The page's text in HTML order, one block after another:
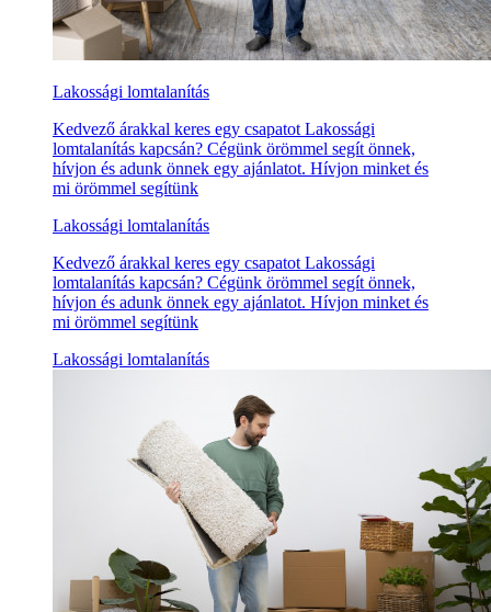
Lakossági lomtalanítás
Kedvező árakkal keres egy csapatot Lakossági
lomtalanítás kapcsán? Cégünk örömmel segít önnek,
hívjon és adunk önnek egy ajánlatot. Hívjon minket és
mi örömmel segítünk
Lakossági lomtalanítás
Kedvező árakkal keres egy csapatot Lakossági
lomtalanítás kapcsán? Cégünk örömmel segít önnek,
hívjon és adunk önnek egy ajánlatot. Hívjon minket és
mi örömmel segítünk
Lakossági lomtalanítás